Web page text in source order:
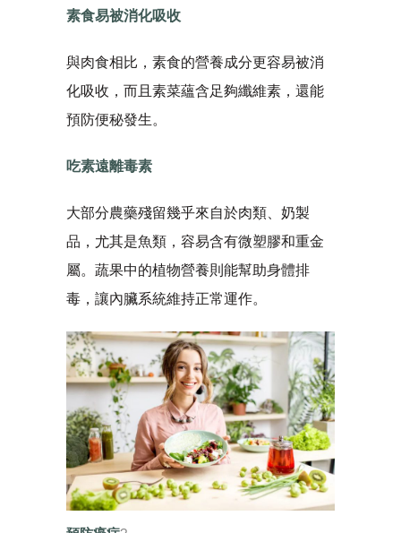
素食易被消化吸收
與肉食相比，素食的營養成分更容易被消
化吸收，而且素菜蘊含足夠纖維素，還能
預防便秘發生。
吃素遠離毒素
大部分農藥殘留幾乎來自於肉類、奶製
品，尤其是魚類，容易含有微塑膠和重金
屬。蔬果中的植物營養則能幫助身體排
毒，讓內臟系統維持正常運作。